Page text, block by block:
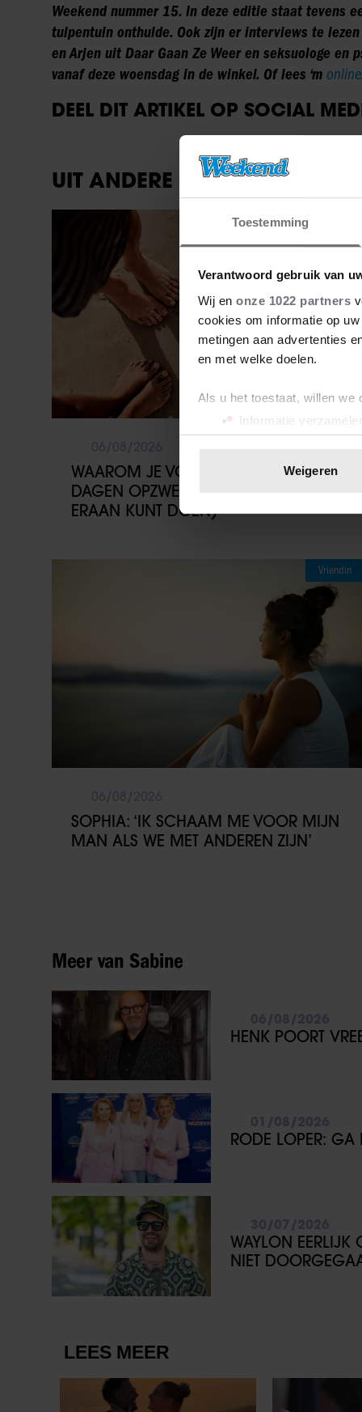
Toestemming
Verantwoord gebruik van
Wij en onze 1022 partners
cookies om informatie op
metingen aan advertenties
en met welke doelen.
Als u het toestaat, willen we
Informatie
Uw apparaat
toestemming op elk
We gebruiken cookies om
media, adverteren en
verstrekt of die ze hebben
onze website blijft gebruiken.
Weigeren
Weekend nummer 15. In deze editie staat tevens
tulpentuin onthulde. Ook zijn er interviews te lezen
en Arjen uit Daar Gaan Ze Weer en seksuologe en
vanaf deze woensdag in de winkel. Of lees ‘m online
DEEL DIT ARTIKEL OP SOCIAL
UIT ANDERE MEDIA
WAAROM JE VOETEN OP WARME
DAGEN OPZWELLEN (EN WAT JE
ERAAN KUNT DOEN)
Vriendin
SOPHIA: ‘IK SCHAAM ME VOOR MIJN
MAN ALS WE MET ANDEREN ZIJN’
Meer van Sabine
HENK POORT
RODE LOPER: GA
WAYLON EERLIJK
NIET